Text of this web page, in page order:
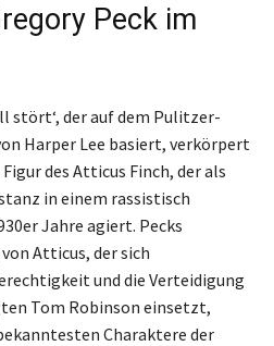
Peck im
stört‘, der auf dem Pulitzer-
Harper Lee basiert, verkörpert
des Atticus Finch, der als
in einem rassistisch
Jahre agiert. Pecks
Atticus, der sich
und die Verteidigung
Tom Robinson einsetzt,
Charaktere der